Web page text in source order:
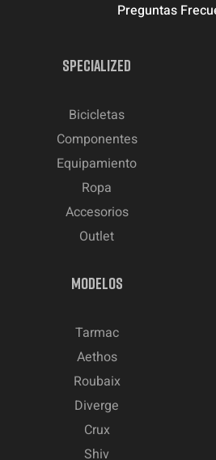
Preguntas
SPECIALIZED
Bicicletas
Componentes
Equipamiento
Ropa
Accesorios
Outlet
MODELOS
Tarmac
Aethos
Roubaix
Diverge
Crux
Shiv